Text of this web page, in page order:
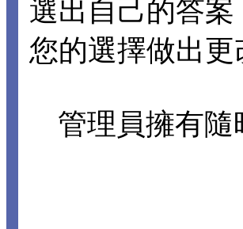
選出自己的答
您的選擇做出更
管理員擁有隨